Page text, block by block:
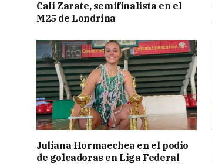
Cali Zarate, semifinalista en el
M25 de Londrina
Juliana Hormaechea en el podio
de goleadoras en Liga Federal